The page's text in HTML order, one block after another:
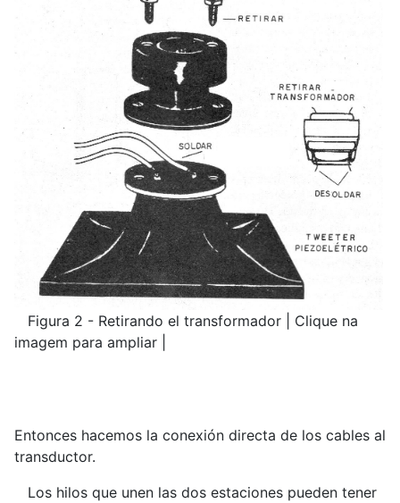
Figura 2 - Retirando el transformador | Clique na
imagem para ampliar |
Entonces hacemos la conexión directa de los cables al
transductor.
Los hilos que unen las dos estaciones pueden tener